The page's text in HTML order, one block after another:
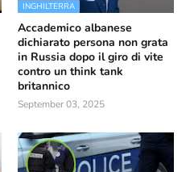
INGHILTERRA
Accademico albanese
dichiarato persona non grata
in Russia dopo il giro di vite
contro un think tank
britannico
September 03, 2025